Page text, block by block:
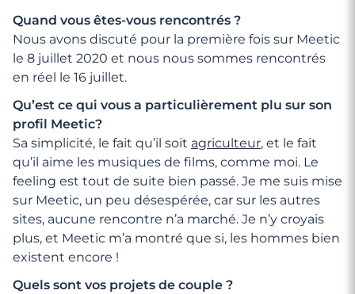
Quand vous êtes-vous rencontrés ?
Nous avons discuté pour la première fois sur Meetic
le 8 juillet 2020 et nous nous sommes rencontrés
en réel le 16 juillet.
Qu’est ce qui vous a particulièrement plu sur son
profil Meetic?
Sa simplicité, le fait qu’il soit agriculteur, et le fait
qu’il aime les musiques de films, comme moi. Le
feeling est tout de suite bien passé. Je me suis mise
sur Meetic, un peu désespérée, car sur les autres
sites, aucune rencontre n’a marché. Je n’y croyais
plus, et Meetic m’a montré que si, les hommes bien
existent encore !
Quels sont vos projets de couple ?